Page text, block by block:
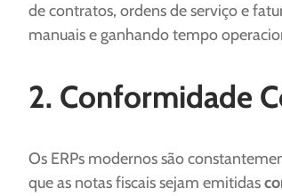
de contratos, ordens de serviço e
manuais e ganhando tempo
2. Conformidade
Os ERPs modernos são
que as notas fiscais sejam emitidas